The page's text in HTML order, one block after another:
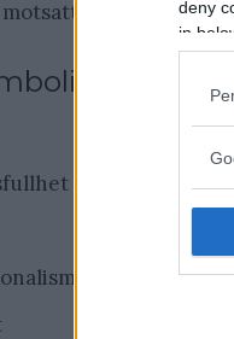
deny
in
betydelser
vitt?